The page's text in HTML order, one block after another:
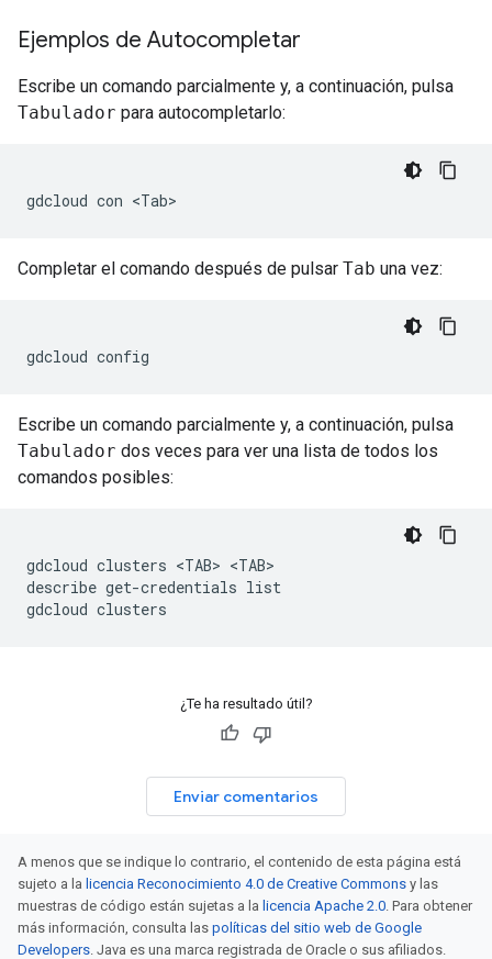
Ejemplos de Autocompletar
Escribe un comando parcialmente y, a continuación, pulsa
Tabulador para autocompletarlo:
gdcloud con
Completar el comando después de pulsar Tab una vez:
gdcloud
Escribe un comando parcialmente y, a continuación, pulsa
Tabulador dos veces para ver una lista de todos los
comandos posibles:
gdcloud clusters <TAB> <TAB>
describe get-credentials list
gdcloud
¿Te ha resultado útil?
Enviar comentarios
A menos que se indique lo contrario, el contenido de esta página está
sujeto a la licencia Reconocimiento 4.0 de Creative Commons y las
muestras de código están sujetas a la licencia Apache 2.0. Para obtener
más información, consulta las políticas del sitio web de Google
Developers. Java es una marca registrada de Oracle o sus afiliados.